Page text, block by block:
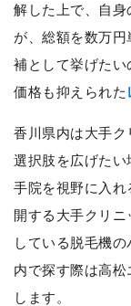
解した上で、自身
が、総額を数万
補として挙げた
価格も抑えられた
香川県内は大手ク
選択肢を広げた
手院を視野に入
開する大手クリ
している脱毛機
内で探す際は高
します。